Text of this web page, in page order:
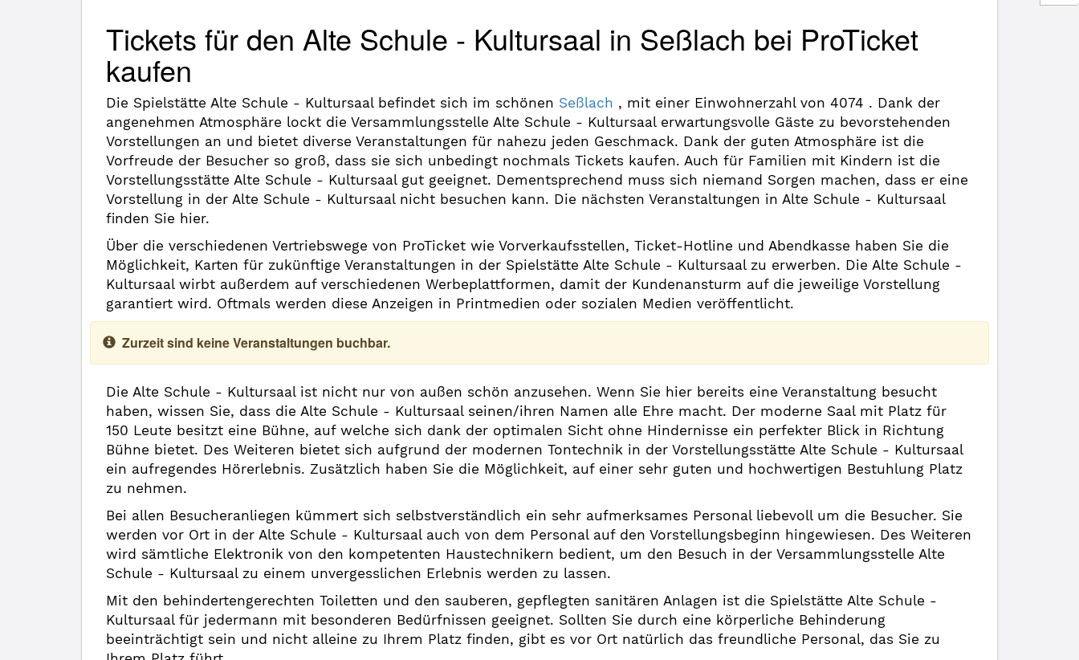
Tickets für den Alte Schule - Kultursaal in Seßlach bei ProTicket
kaufen
Die Spielstätte Alte Schule - Kultursaal befindet sich im schönen Seßlach , mit einer Einwohnerzahl von 4074 . Dank der
angenehmen Atmosphäre lockt die Versammlungsstelle Alte Schule - Kultursaal erwartungsvolle Gäste zu bevorstehenden
Vorstellungen an und bietet diverse Veranstaltungen für nahezu jeden Geschmack. Dank der guten Atmosphäre ist die
Vorfreude der Besucher so groß, dass sie sich unbedingt nochmals Tickets kaufen. Auch für Familien mit Kindern ist die
Vorstellungsstätte Alte Schule - Kultursaal gut geeignet. Dementsprechend muss sich niemand Sorgen machen, dass er eine
Vorstellung in der Alte Schule - Kultursaal nicht besuchen kann. Die nächsten Veranstaltungen in Alte Schule - Kultursaal
finden Sie hier.
Über die verschiedenen Vertriebswege von ProTicket wie Vorverkaufsstellen, Ticket-Hotline und Abendkasse haben Sie die
Möglichkeit, Karten für zukünftige Veranstaltungen in der Spielstätte Alte Schule - Kultursaal zu erwerben. Die Alte Schule -
Kultursaal wirbt außerdem auf verschiedenen Werbeplattformen, damit der Kundenansturm auf die jeweilige Vorstellung
garantiert wird. Oftmals werden diese Anzeigen in Printmedien oder sozialen Medien veröffentlicht.
Zurzeit sind keine Veranstaltungen buchbar.
Die Alte Schule - Kultursaal ist nicht nur von außen schön anzusehen. Wenn Sie hier bereits eine Veranstaltung besucht
haben, wissen Sie, dass die Alte Schule - Kultursaal seinen/ihren Namen alle Ehre macht. Der moderne Saal mit Platz für
150 Leute besitzt eine Bühne, auf welche sich dank der optimalen Sicht ohne Hindernisse ein perfekter Blick in Richtung
Bühne bietet. Des Weiteren bietet sich aufgrund der modernen Tontechnik in der Vorstellungsstätte Alte Schule - Kultursaal
ein aufregendes Hörerlebnis. Zusätzlich haben Sie die Möglichkeit, auf einer sehr guten und hochwertigen Bestuhlung Platz
zu nehmen.
Bei allen Besucheranliegen kümmert sich selbstverständlich ein sehr aufmerksames Personal liebevoll um die Besucher. Sie
werden vor Ort in der Alte Schule - Kultursaal auch von dem Personal auf den Vorstellungsbeginn hingewiesen. Des Weiteren
wird sämtliche Elektronik von den kompetenten Haustechnikern bedient, um den Besuch in der Versammlungsstelle Alte
Schule - Kultursaal zu einem unvergesslichen Erlebnis werden zu lassen.
Mit den behindertengerechten Toiletten und den sauberen, gepflegten sanitären Anlagen ist die Spielstätte Alte Schule -
Kultursaal für jedermann mit besonderen Bedürfnissen geeignet. Sollten Sie durch eine körperliche Behinderung
beeinträchtigt sein und nicht alleine zu Ihrem Platz finden, gibt es vor Ort natürlich das freundliche Personal, das Sie zu